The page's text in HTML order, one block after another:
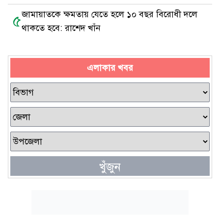
৫জামায়াতকে ক্ষমতায় যেতে হলে ১০ বছর বিরোধী দলে
থাকতে হবে: রাশেদ খাঁন
এলাকার খবর
খুঁজুন